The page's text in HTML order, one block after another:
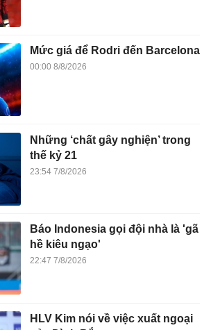
Mức giá để Rodri đến Barcelona
00:00 8/8/2026
Những ‘chất gây nghiện’ trong
thế kỷ 21
23:54 7/8/2026
Báo Indonesia gọi đội nhà là 'gã
hề kiêu ngạo'
22:47 7/8/2026
HLV Kim nói về việc xuất ngoại